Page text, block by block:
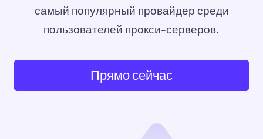
самый популярный провайдер среди
пользователей прокси-серверов.
Прямо сейчас